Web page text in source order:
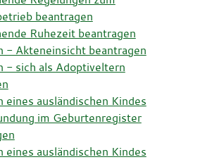
beantragen
Ruhezeit beantragen
- Akteneinsicht beantragen
- sich als Adoptiveltern
eines ausländischen Kindes
im Geburtenregister
eines ausländischen Kindes